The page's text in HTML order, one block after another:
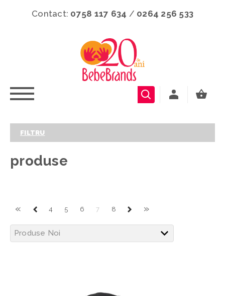
Contact: 0758 117 634 / 0264 256 533
FILTRU
produse
« 4 5 6 7 8 »